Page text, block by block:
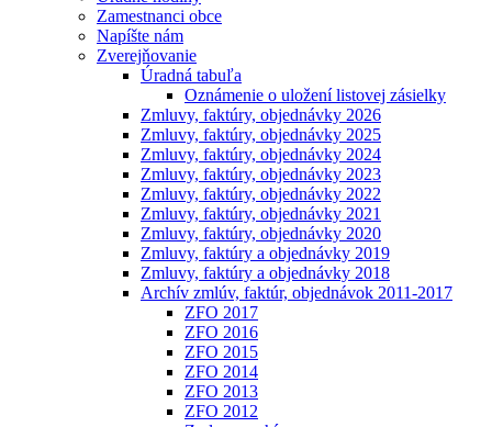
Zamestnanci obce
Napíšte nám
Zverejňovanie
Úradná tabuľa
Oznámenie o uložení listovej zásielky
Zmluvy, faktúry, objednávky 2026
Zmluvy, faktúry, objednávky 2025
Zmluvy, faktúry, objednávky 2024
Zmluvy, faktúry, objednávky 2023
Zmluvy, faktúry, objednávky 2022
Zmluvy, faktúry, objednávky 2021
Zmluvy, faktúry, objednávky 2020
Zmluvy, faktúry a objednávky 2019
Zmluvy, faktúry a objednávky 2018
Archív zmlúv, faktúr, objednávok 2011-2017
ZFO 2017
ZFO 2016
ZFO 2015
ZFO 2014
ZFO 2013
ZFO 2012